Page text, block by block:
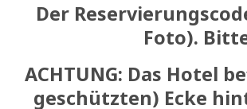
Der
Foto).
ACHTUNG: Das Hotel
geschützten) Ecke